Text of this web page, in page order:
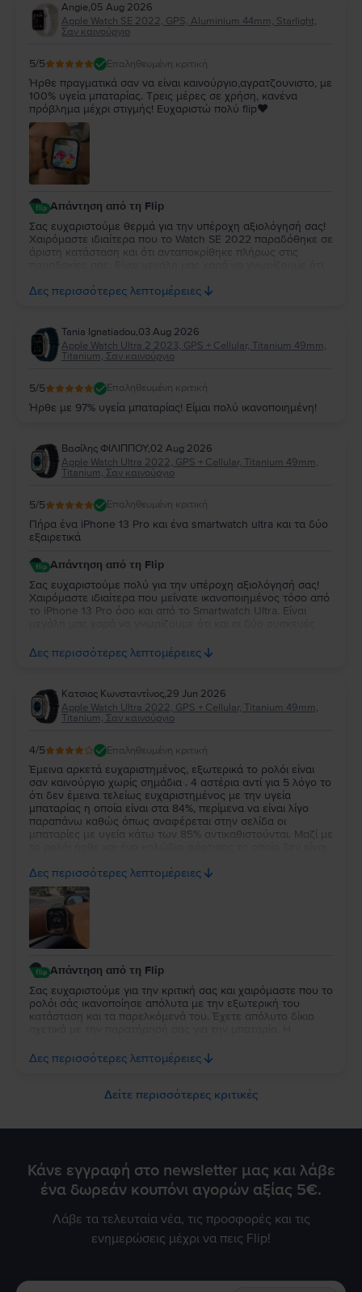
Angie,05 Aug 2026
Apple Watch SE 2022, GPS, Aluminium 44mm, Starlight,
Σαν καινούργιο
5/5 Επαληθευμένη κριτική
Ήρθε πραγματικά σαν να είναι καινούργιο,αγρατζουνιστο, με
100% υγεία μπαταρίας. Τρεις μέρες σε χρήση, κανένα
πρόβλημα μέχρι στιγμής! Ευχαριστώ πολύ flip❤️
Απάντηση από τη Flip
Σας ευχαριστούμε θερμά για την υπέροχη αξιολόγησή σας!
Χαιρόμαστε ιδιαίτερα που το Watch SE 2022 παραδόθηκε σε
άριστη κατάσταση και ότι ανταποκρίθηκε πλήρως στις
απολαύσετε τη νέα σας συσκευή για πολλά χρόνια!
Δες περισσότερες λεπτομέρειες
Tania Ignatiadou,03 Aug 2026
Apple Watch Ultra 2 2023, GPS + Cellular, Titanium 49mm,
Titanium, Σαν καινούργιο
5/5 Επαληθευμένη κριτική
Ήρθε με 97% υγεία μπαταρίας! Είμαι πολύ ικανοποιημένη!
Βασίλης ΦΙΛΙΠΠΟΥ,02 Aug 2026
Apple Watch Ultra 2022, GPS + Cellular, Titanium 49mm,
Titanium, Σαν καινούργιο
5/5 Επαληθευμένη κριτική
Πήρα ένα iPhone 13 Pro και ένα smartwatch ultra και τα δύο
εξαιρετικά
Απάντηση από τη Flip
Σας ευχαριστούμε πολύ για την υπέροχη αξιολόγησή σας!
Χαιρόμαστε ιδιαίτερα που μείνατε ικανοποιημένος τόσο από
το iPhone 13 Pro όσο και από το Smartwatch Ultra. Είναι
την εμπιστοσύνη σας και ευχόμαστε να τα χαρείτε και τα
Δες περισσότερες λεπτομέρειες
Κατσιος Κωνσταντίνος,29 Jun 2026
Apple Watch Ultra 2022, GPS + Cellular, Titanium 49mm,
Titanium, Σαν καινούργιο
4/5 Επαληθευμένη κριτική
Έμεινα αρκετά ευχαριστημένος, εξωτερικά το ρολόι είναι
σαν καινούργιο χωρίς σημάδια . 4 αστέρια αντί για 5 λόγο το
ότι δεν έμεινα τελείως ευχαριστημένος με την υγεία
μπαταρίας η οποία είναι στα 84%, περίμενα να είναι λίγο
παραπάνω καθώς όπως αναφέρεται στην σελίδα οι
μπαταρίες με υγεία κάτω των 85% αντικαθιστούνται. Μαζί με
δεν μπορώ να έχω παράπονο.
Δες περισσότερες λεπτομέρειες
Απάντηση από τη Flip
Σας ευχαριστούμε για την κριτική σας και χαιρόμαστε που το
ρολόι σάς ικανοποίησε απόλυτα με την εξωτερική του
κατάσταση και τα παρελκόμενά του. Έχετε απόλυτο δίκιο
μπαταρίας κάτω από 85% περνάει αυτόματα από
αντικατάσταση, επομένως το 84% αποτελεί δική μας αστοχία
από 2 χρόνια εγγύηση, θέλουμε να διορθώσουμε άμεσα
τo δωρεάν έλεγχο της μπαταρίας χωρίς καμία δική σας
Δες περισσότερες λεπτομέρειες
Δείτε περισσότερες κριτικές
Κάνε εγγραφή στο newsletter μας και λάβε
ένα δωρεάν κουπόνι αγορών αξίας 5€.
Λάβε τα τελευταία νέα, τις προσφορές και τις
ενημερώσεις μέχρι να πεις Flip!